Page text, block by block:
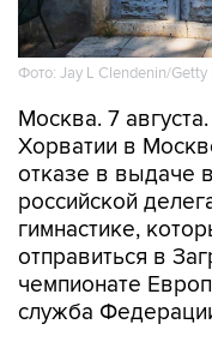
Фото: Jay L Clendenin/Getty
Москва. 7
Хорватии в
отказе в выдаче
российской
гимнастике,
отправиться в
чемпионате
служба